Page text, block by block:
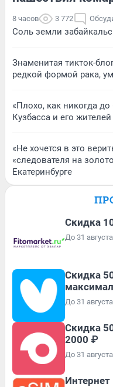
8 часов 3 772
Соль земли
Знаменитая тикток-
редкой формой рака,
«Плохо, как никогда до
Кузбасса и его жителей
«Не хочется в это
«следователя на
Екатеринбурге
Скидка
До 31
Скидка
До 31
Скидка
2000 ₽
До 31
Интернет